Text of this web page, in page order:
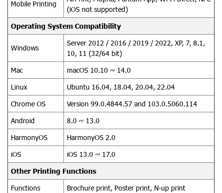
Mobile Printing
(iOS not supported)
Operating System Compatibility
Windows
Server 2012 / 2016 / 2019 / 2022, XP, 7, 8.1,
10, 11 (32/64 bit)
Mac
macOS 10.10 ~ 14.0
Linux
Ubuntu 16.04, 18.04, 20.04, 22.04
Chrome OS
Version 99.0.4844.57 and 103.0.5060.114
Android
8.0 ~ 13.0
HarmonyOS
HarmonyOS 2.0
iOS
iOS 13.0 ~ 17.0
Other Printing Functions
Functions Brochure print, Poster print, N-up print